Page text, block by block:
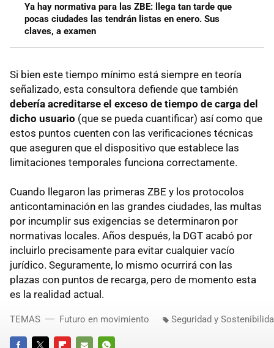
Ya hay normativa para las ZBE: llega tan tarde que
pocas ciudades las tendrán listas en enero. Sus
claves, a examen
Si bien este tiempo mínimo está siempre en teoría
señalizado, esta consultora defiende que también
debería acreditarse el exceso de tiempo de carga del
dicho usuario (que se pueda cuantificar) así como que
estos puntos cuenten con las verificaciones técnicas
que aseguren que el dispositivo que establece las
limitaciones temporales funciona correctamente.
Cuando llegaron las primeras ZBE y los protocolos
anticontaminación en las grandes ciudades, las multas
por incumplir sus exigencias se determinaron por
normativas locales. Años después, la DGT acabó por
incluirlo precisamente para evitar cualquier vacío
jurídico. Seguramente, lo mismo ocurrirá con las
plazas con puntos de recarga, pero de momento esta
es la realidad actual.
TEMAS Futuro en movimiento Seguridad y